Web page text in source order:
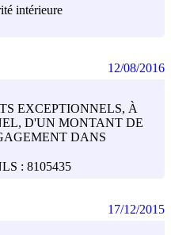
intérieure
EXCEPTIONNELS, À
D'UN MONTANT DE
DANS
: 8105435
12/08/2016
17/12/2015